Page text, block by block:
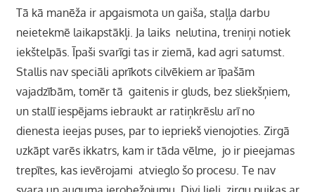
Tā kā manēža ir apgaismota un gaiša, staļļa darbu
neietekmē laikapstākļi. Ja laiks nelutina, treniņi notiek
iekštelpās. Īpaši svarīgi tas ir ziemā, kad agri satumst.
Stallis nav speciāli aprīkots cilvēkiem ar īpašām
vajadzībām, tomēr tā gaitenis ir gluds, bez sliekšņiem,
un stallī iespējams iebraukt ar ratiņkrēslu arī no
dienesta ieejas puses, par to iepriekš vienojoties. Zirgā
uzkāpt varēs ikkatrs, kam ir tāda vēlme, jo ir pieejamas
trepītes, kas ievērojami atvieglo šo procesu. Te nav